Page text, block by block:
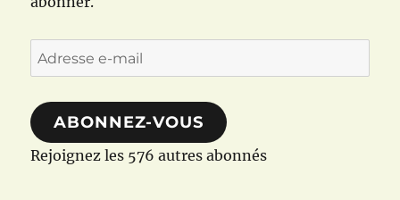
Adresse
e-
mail
ABONNEZ-VOUS
Rejoignez les 576 autres abonnés